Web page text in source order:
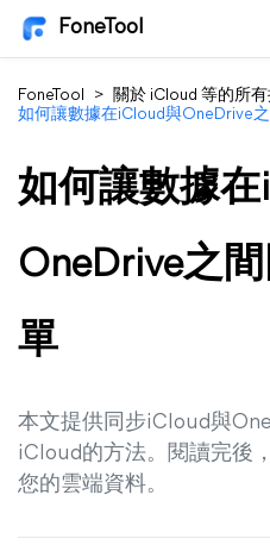
FoneTool
FoneTool > 關於 iCloud 等的所
如何讓數據在iCloud與OneDrive
如何讓數據
OneDrive之
單
本文提供同步iCloud與
iCloud的方法。閱讀完後
您的雲端資料。